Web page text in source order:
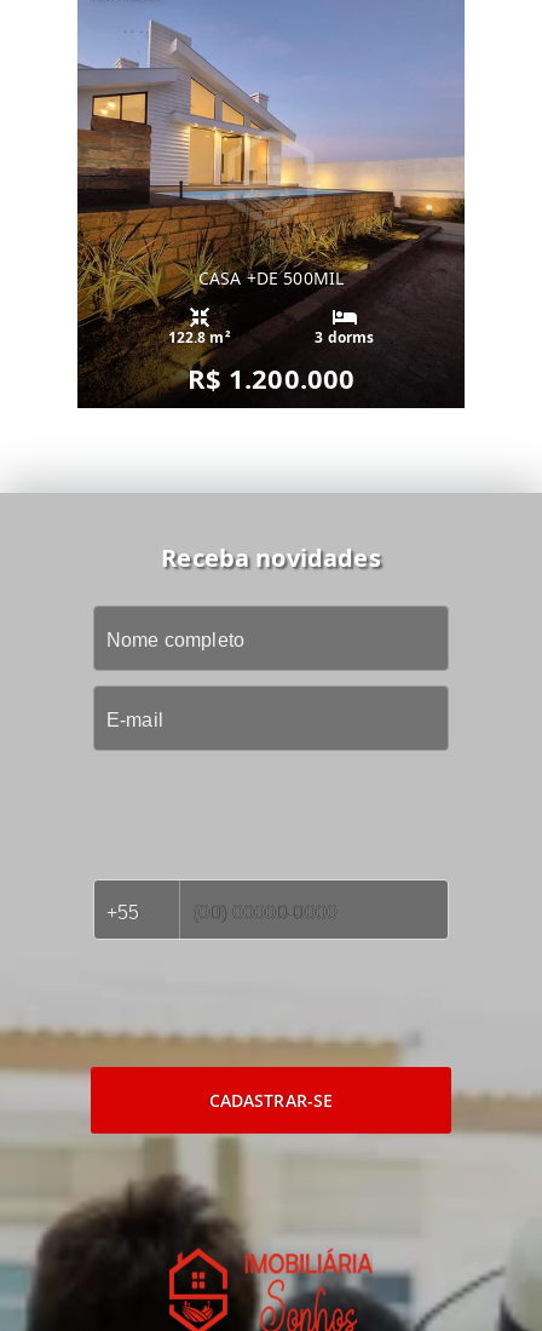
CASA +DE 500MIL
122.8 m² 3 dorms
R$ 1.200.000
Receba novidades
CADASTRAR-SE